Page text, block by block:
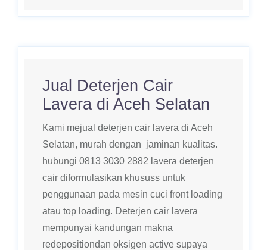
Jual Deterjen Cair
Lavera di Aceh Selatan
Kami mejual deterjen cair lavera di Aceh
Selatan, murah dengan jaminan kualitas.
hubungi 0813 3030 2882 lavera deterjen
cair diformulasikan khususs untuk
penggunaan pada mesin cuci front loading
atau top loading. Deterjen cair lavera
mempunyai kandungan makna
redepositiondan oksigen active supaya